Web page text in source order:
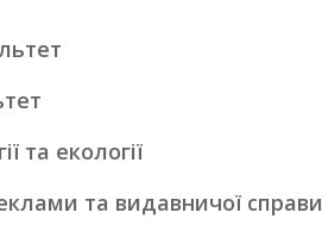
та екології
та видавничої справи